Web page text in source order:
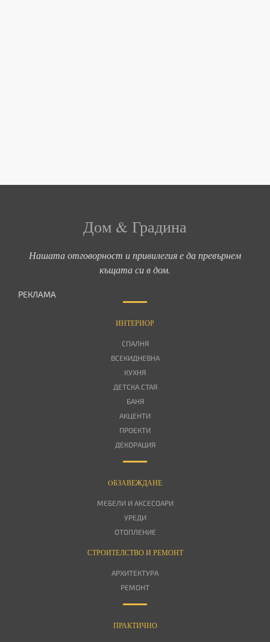
Дом & Градина
Нашата отговорност и привилегия е да превърнем
къщата си в дом.
РЕКЛАМА
ИНТЕРИОР
СПАЛНЯ
ВСЕКИДНЕВНА
КУХНЯ
ДЕТСКА СТАЯ
БАНЯ
АКЦЕНТИ
ПРОЕКТИ
ДЕКОРАЦИЯ
OБЗАВЕЖДАНЕ
МЕБЕЛИ И АКСЕСОАРИ
УРЕДИ
ОТОПЛЕНИЕ
СТРОИТЕЛСТВО И РЕМОНТ
АРХИТЕКТУРА
РЕМОНТ
ПРАКТИЧНО